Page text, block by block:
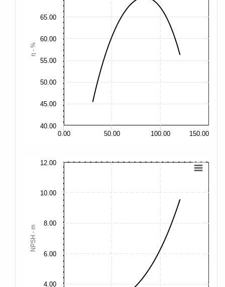
η - %
0.00 50.00 100.00 150.00
40.00
45.00
50.00
55.00
60.00
65.00
NPSH - m
4.00
6.00
8.00
10.00
12.00